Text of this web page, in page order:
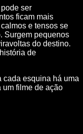
ser
ficam mais
e tensos se
Surgem pequenos
do destino.
de
cada esquina há uma
um filme de ação